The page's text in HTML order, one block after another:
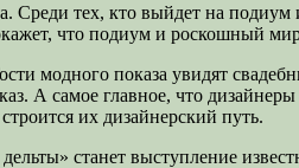
Среди тех, кто выйдет на
что подиум и роскошный
модного показа увидят
А самое главное, что
их дизайнерский путь.
станет выступление